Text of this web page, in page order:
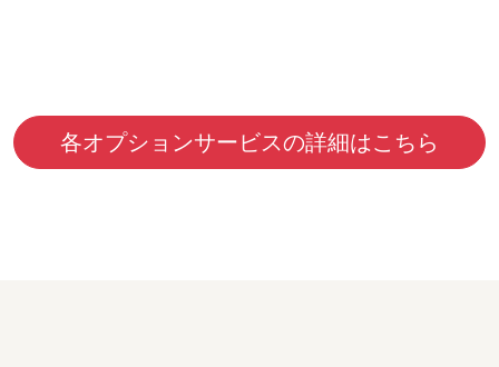
各オプションサービスの詳細はこちら